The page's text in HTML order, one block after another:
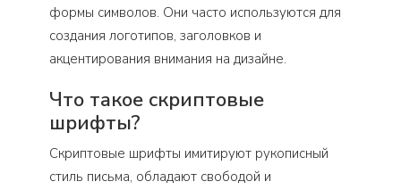
формы символов. Они часто используются для
создания логотипов, заголовков и
акцентирования внимания на дизайне.
Что такое скриптовые
шрифты?
Скриптовые шрифты имитируют рукописный
стиль письма, обладают свободой и